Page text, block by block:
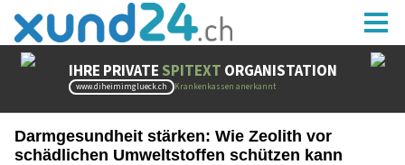
Darmgesundheit stärken: Wie Zeolith vor
schädlichen Umweltstoffen schützen kann